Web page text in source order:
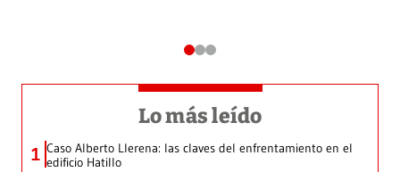
Lo más leído
1 Caso Alberto Llerena: las claves del enfrentamiento en el
edificio Hatillo